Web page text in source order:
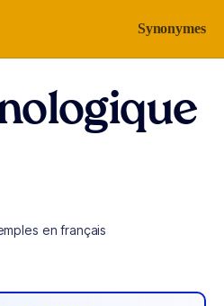
Synonymes
en français